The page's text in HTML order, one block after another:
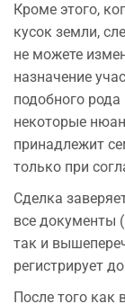
Кроме этого,
кусок земли,
не можете
назначение
подобного рода
некоторые
принадлежит
только при
Сделка
все документы
так и
регистрирует
После того как